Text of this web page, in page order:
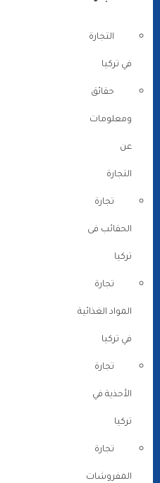
التجارة
في تركيا
حقائق
ومعلومات
عن
التجارة
تجارة
الحقائب فى
تركيا
تجارة
المواد الغذائية
في تركيا
تجارة
الأحذية في
تركيا
تجارة
المفروشات